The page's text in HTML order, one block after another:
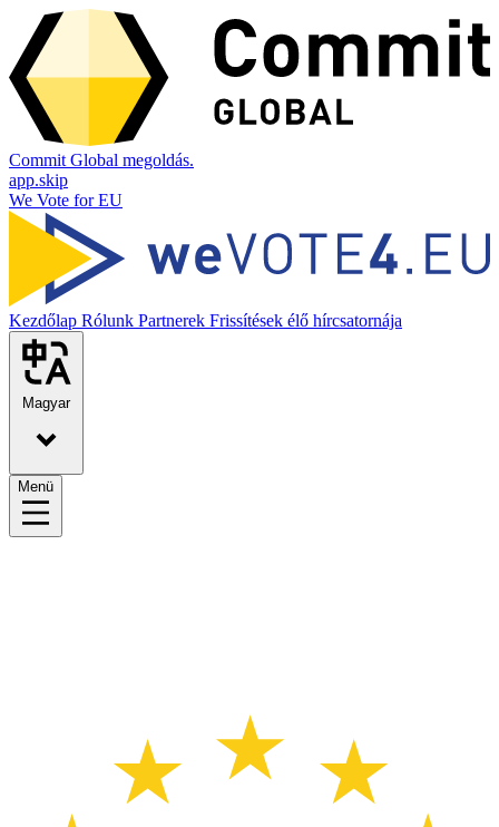
Commit Global megoldás.
app.skip
We Vote for EU
Kezdőlap Rólunk Partnerek Frissítések élő hírcsatornája
Magyar
Menü